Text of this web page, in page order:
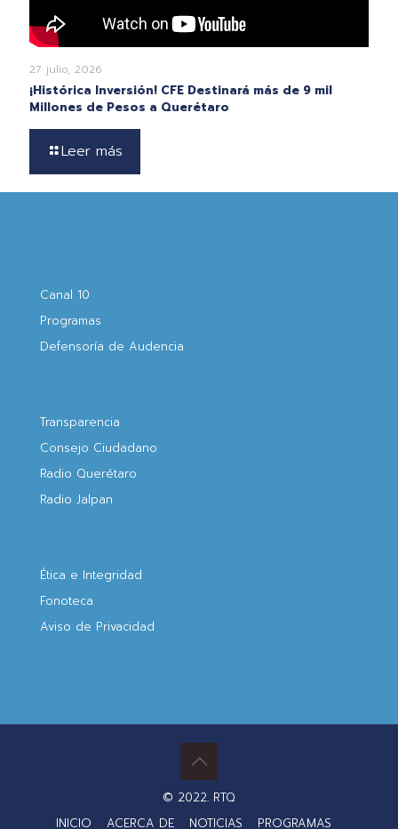
27 julio, 2026
¡Histórica Inversión! CFE Destinará más de 9 mil
Millones de Pesos a Querétaro
Leer más
Canal 10
Programas
Defensoría de Audencia
Transparencia
Consejo Ciudadano
Radio Querétaro
Radio Jalpan
Ética e Integridad
Fonoteca
Aviso de Privacidad
© 2022. RTQ
INICIO
ACERCA DE NOTICIAS PROGRAMAS